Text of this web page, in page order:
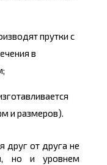
прутки с
в
и размеров).
друг от друга не
но и уровнем